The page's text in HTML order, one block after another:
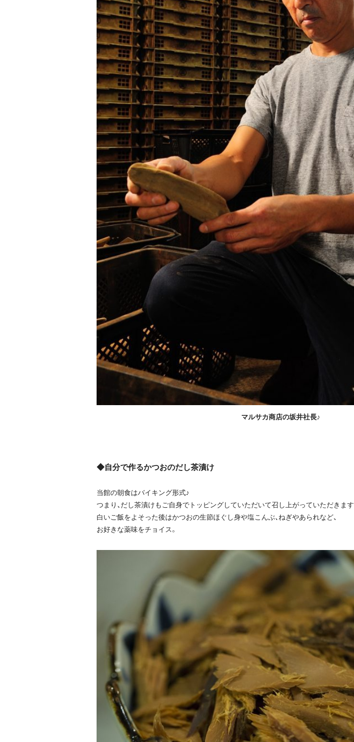
マルサカ商店の坂井社長♪
◆自分で作るかつおのだし茶漬け
当館の朝食はバイキング形式♪
つまり、だし茶漬けもご自身でトッピングしていただいて召し上がっていただきます
白いご飯をよそった後はかつおの生節ほぐし身や塩こんぶ、ねぎやあられなど、
お好きな薬味をチョイス。